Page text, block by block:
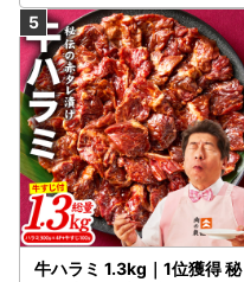
(参考：総務省 ふるさと納
牛ハラミ 1.3kg｜1位獲得 秘